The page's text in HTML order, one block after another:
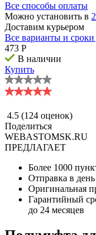
Все способы оплаты
Можно установить в
Доставим курьером
Все варианты и сроки
473 P
В наличии
Купить
4.5 (124 оценок)
Поделиться
WEBASTOMSK.RU
ПРЕДЛАГАЕТ
Более 1000
Отправка в день
Оригинальная
Гарантийный
до 24 месяцев